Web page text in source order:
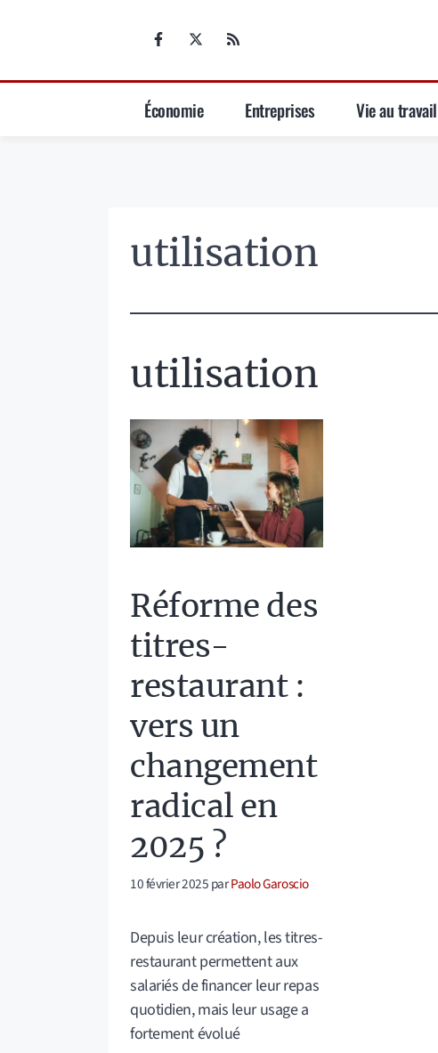
Économie Entreprises Vie au travail
utilisation
utilisation
Réforme des
titres-
restaurant :
vers un
changement
radical en
2025 ?
10 février 2025parPaolo Garoscio
Depuis leur création, les titres-
restaurant permettent aux
salariés de financer leur repas
quotidien, mais leur usage a
fortement évolué